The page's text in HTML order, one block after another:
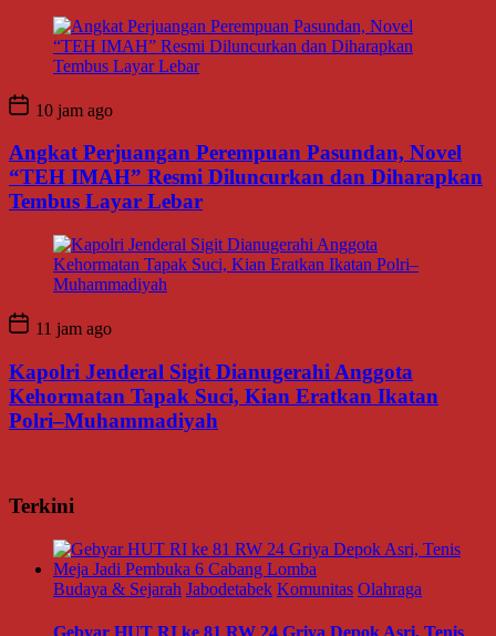
10 jam ago
Angkat Perjuangan Perempuan Pasundan, Novel
“TEH IMAH” Resmi Diluncurkan dan Diharapkan
Tembus Layar Lebar
11 jam ago
Kapolri Jenderal Sigit Dianugerahi Anggota
Kehormatan Tapak Suci, Kian Eratkan Ikatan
Polri–Muhammadiyah
Terkini
Budaya & Sejarah Jabodetabek Komunitas Olahraga